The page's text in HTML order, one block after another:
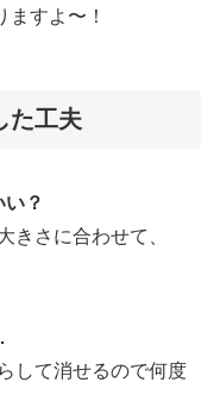
すよ〜！
た工夫
？
きさに合わせて、
して消せるので何度